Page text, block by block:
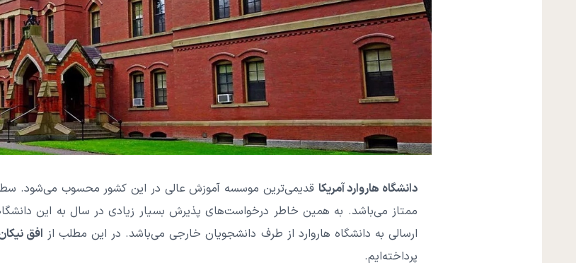
دانشگاه هاروارد آمریکا قدیمی‌ترین موسسه آموزش عالی در این کشور محسوب می‌شود. سطح
ممتاز می‌باشد. به همین خاطر درخواست‌های پذیرش بسیار زیادی در سال به این
ارسالی به دانشگاه هاروارد از طرف دانشجویان خارجی می‌باشد. در این مطلب از افق
پرداخته‌ایم.